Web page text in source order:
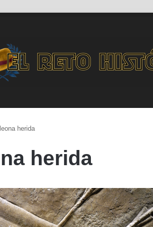
leona herida
herida